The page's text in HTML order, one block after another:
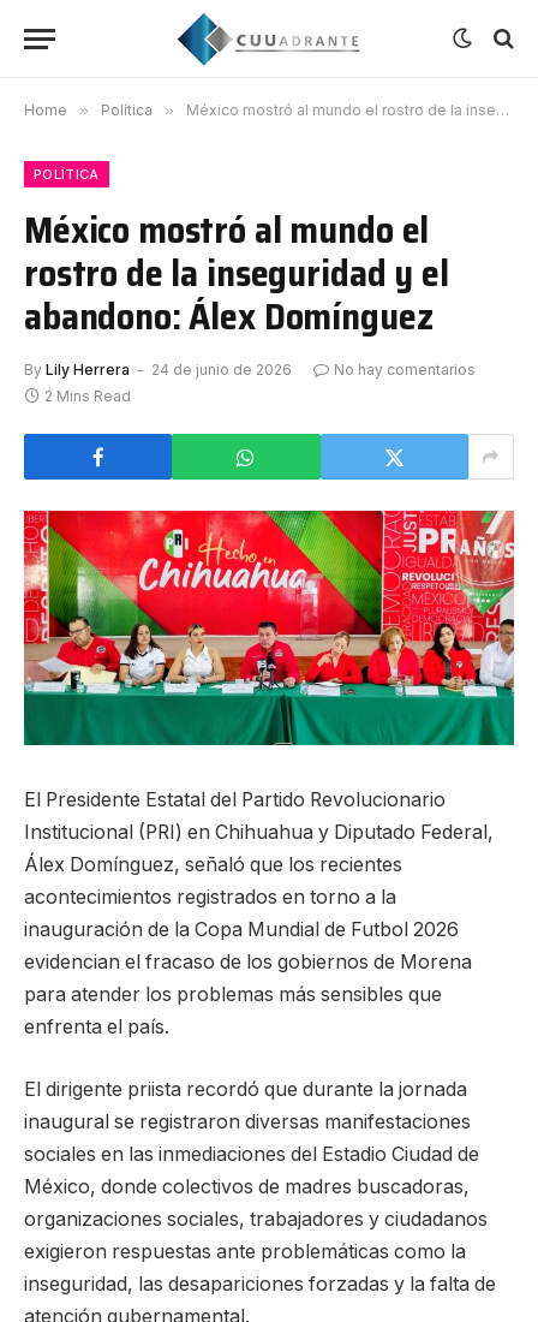
Home » Política » México mostró al mundo el rostro de la inseguridad y el abandono: Álex Domínguez
POLÍTICA
México mostró al mundo el
rostro de la inseguridad y el
abandono: Álex Domínguez
By Lily Herrera 24 de junio de 2026
No hay comentarios
2 Mins Read
El Presidente Estatal del Partido Revolucionario
Institucional (PRI) en Chihuahua y Diputado Federal,
Álex Domínguez, señaló que los recientes
acontecimientos registrados en torno a la
inauguración de la Copa Mundial de Futbol 2026
evidencian el fracaso de los gobiernos de Morena
para atender los problemas más sensibles que
enfrenta el país.
El dirigente priista recordó que durante la jornada
inaugural se registraron diversas manifestaciones
sociales en las inmediaciones del Estadio Ciudad de
México, donde colectivos de madres buscadoras,
organizaciones sociales, trabajadores y ciudadanos
exigieron respuestas ante problemáticas como la
inseguridad, las desapariciones forzadas y la falta de
atención gubernamental.